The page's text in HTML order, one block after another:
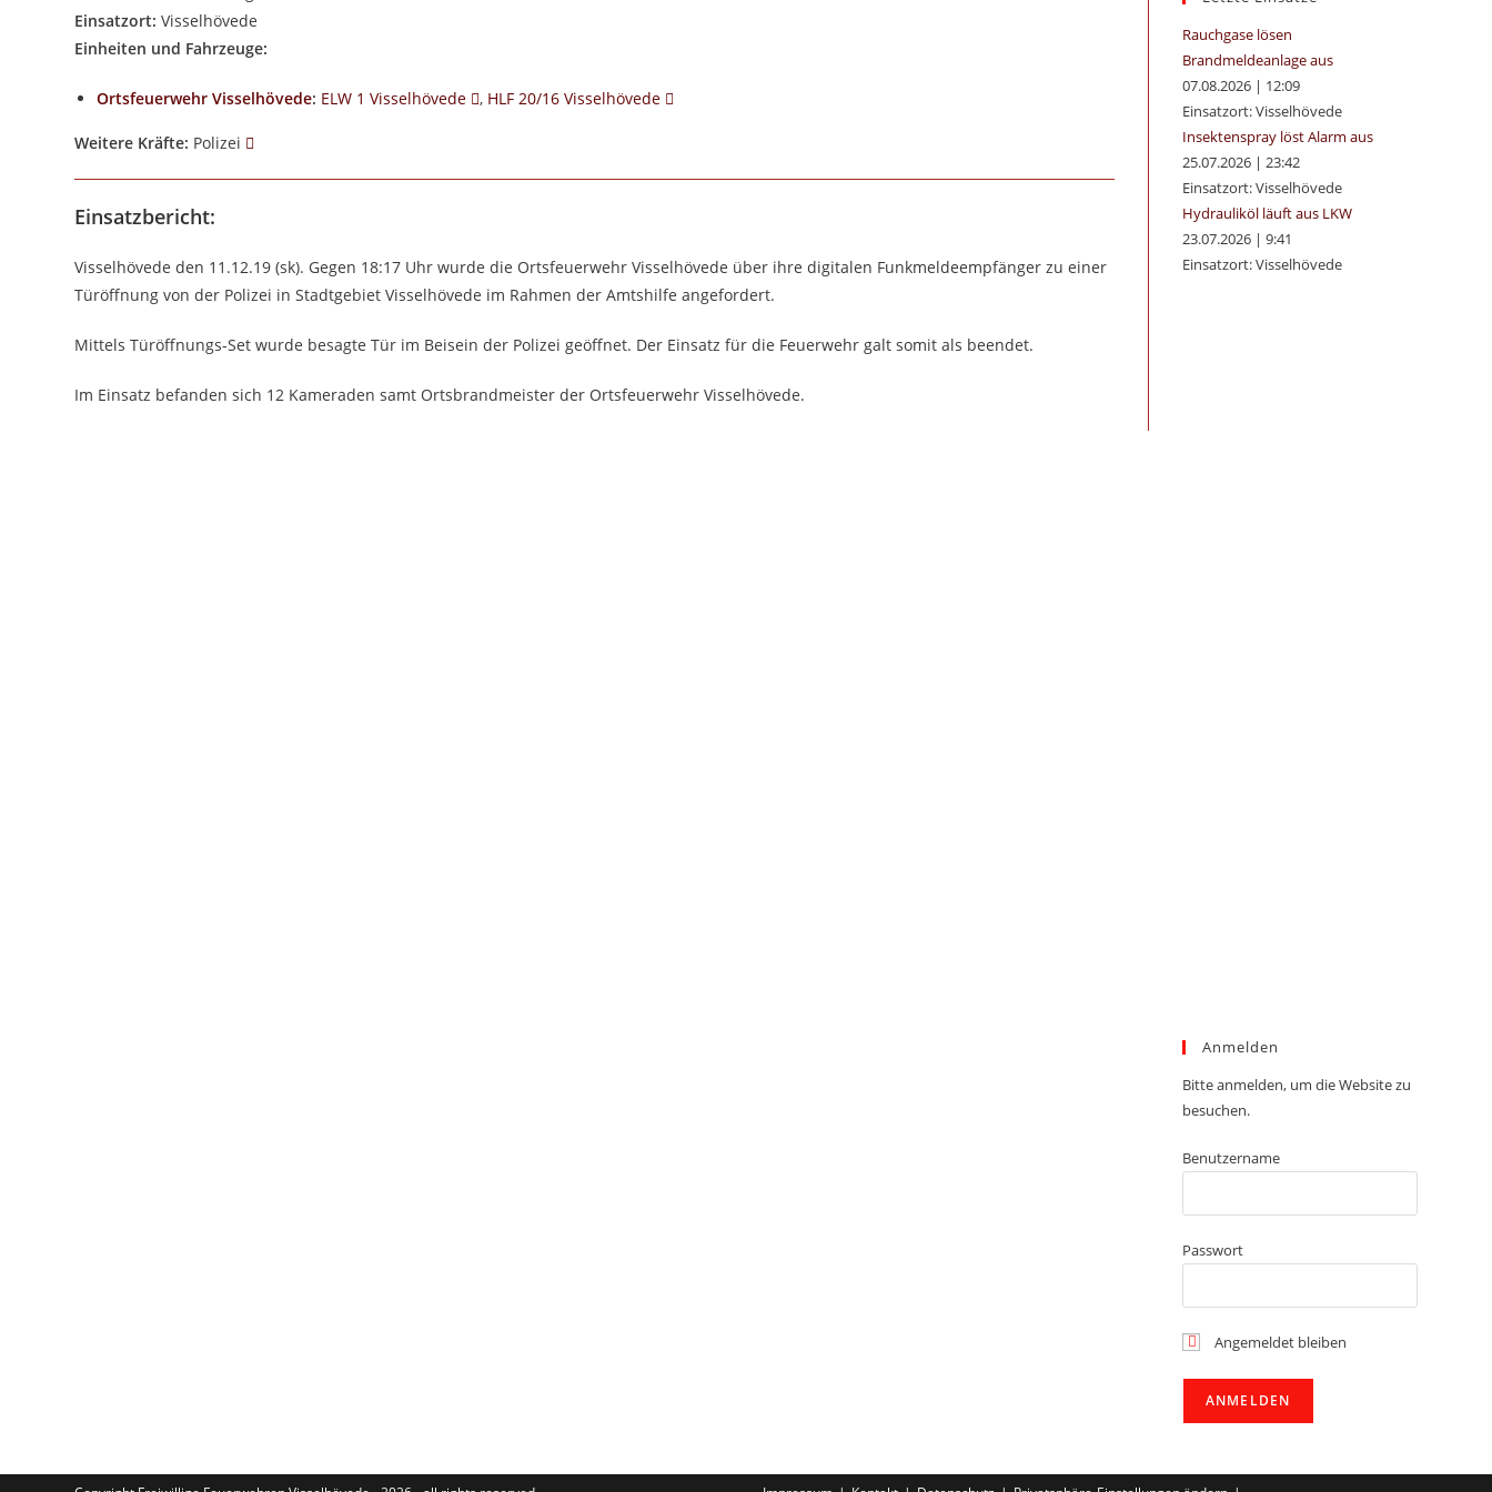
Einsatzort: Visselhövede
Einheiten und Fahrzeuge:
Ortsfeuerwehr Visselhövede: ELW 1 Visselhövede , HLF 20/16 Visselhövede
Weitere Kräfte: Polizei
Einsatzbericht:
Visselhövede den 11.12.19 (sk). Gegen 18:17 Uhr wurde die Ortsfeuerwehr Visselhövede über ihre digitalen Funkmeldeempfänger zu einer
Türöffnung von der Polizei in Stadtgebiet Visselhövede im Rahmen der Amtshilfe angefordert.
Mittels Türöffnungs-Set wurde besagte Tür im Beisein der Polizei geöffnet. Der Einsatz für die Feuerwehr galt somit als beendet.
Im Einsatz befanden sich 12 Kameraden samt Ortsbrandmeister der Ortsfeuerwehr Visselhövede.
Rauchgase lösen
Brandmeldeanlage aus
07.08.2026| 12:09
Einsatzort: Visselhövede
Insektenspray löst Alarm aus
25.07.2026| 23:42
Einsatzort: Visselhövede
Hydrauliköl läuft aus LKW
23.07.2026| 9:41
Einsatzort: Visselhövede
Anmelden
Bitte anmelden, um die Website zu
besuchen.
Benutzername
Passwort
Angemeldet bleiben